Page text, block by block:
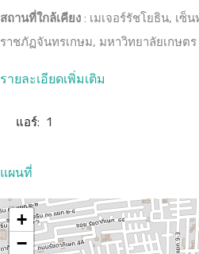
สถานที่ใกล้เคียง : เมเจอร์รัชโยธิน, เซ็
ราชภัฏจันทรเกษม, มหาวิทยาลัยเกษตร
รายละเอียดเพิ่มเติม
แอร์: 1
แผนที่
+
−